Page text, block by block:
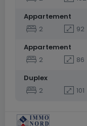
Appartement
2
92
Appartement
2
86
Duplex
2
101